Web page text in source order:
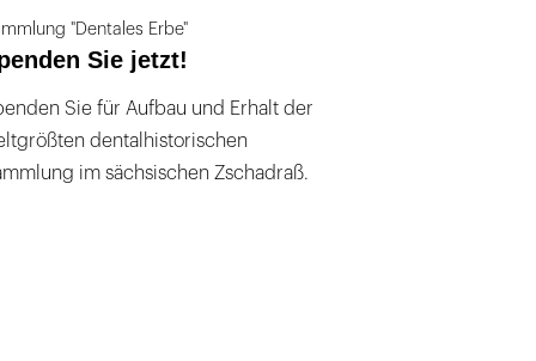
"Dentales Erbe"
Sie jetzt!
Sie für Aufbau und Erhalt der
dentalhistorischen
im sächsischen Zschadraß.